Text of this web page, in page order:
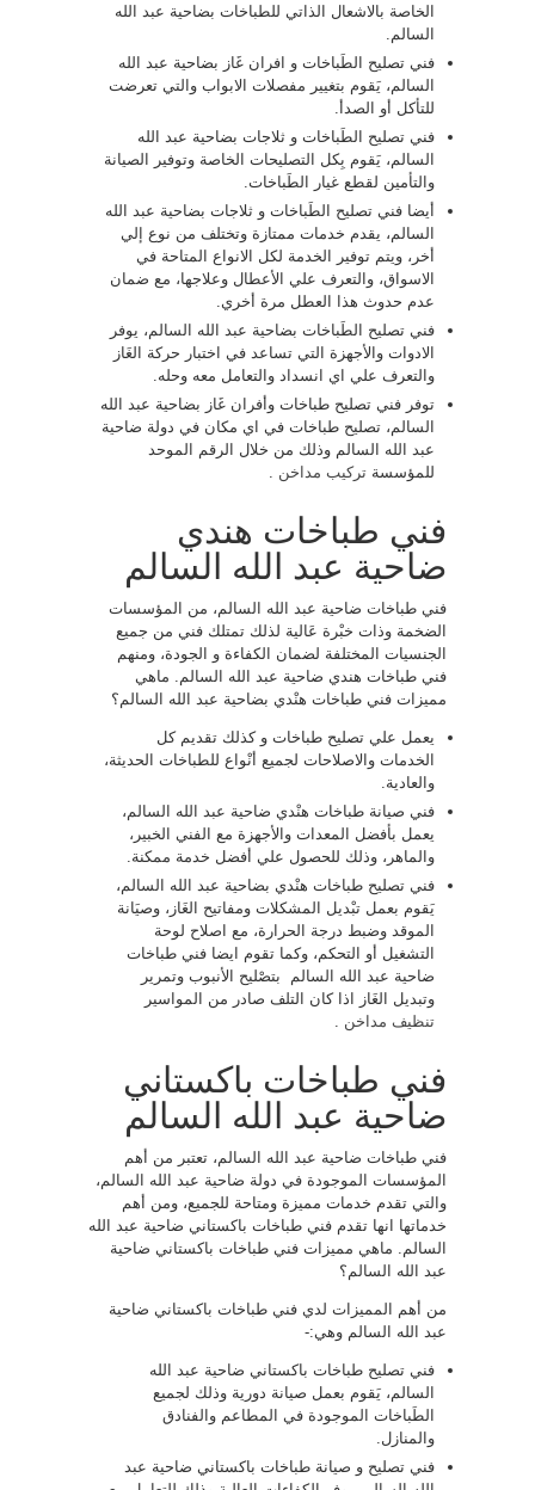
الخاصة بالاشعال الذاتي للطباخات بضاحية عبد الله
السالم.
فني تصليح الطَباخات و افران غَاز بضاحية عبد الله
السالم، يَقوم بتغيير مفصلات الابواب والتي تعرضت
للتأكل أو الصدأ.
فني تصليح الطَباخات و ثلاجات بضاحية عبد الله
السالم، يَقوم بِكل التصليحات الخاصة وتوفير الصيانة
والتأمين لقطع غيار الطَباخات.
أيضا فني تصليح الطَباخات و ثلاجات بضاحية عبد الله
السالم، يقدم خدمات ممتازة وتختلف من نوع إلي
أخر، ويتم توفير الخدمة لكل الانواع المتاحة في
الاسواق، والتعرف علي الأعطال وعلاجها، مع ضمان
عدم حدوث هذا العطل مرة أخري.
فني تصليح الطَباخات بضاحية عبد الله السالم، يوفر
الادوات والأجهزة التي تساعد في اختبار حركة الغَاز
والتعرف علي اي انسداد والتعامل معه وحله.
توفر فني تصليح طباخات وأفران غَاز بضاحية عبد الله
السالم، تصليح طباخات في اي مكان في دولة ضاحية
عبد الله السالم وذلك من خلال الرقم الموحد
للمؤسسة تركيب مداخن .
فني طباخات هندي
ضاحية عبد الله السالم
فني طباخات ضاحية عبد الله السالم، من المؤسسات
الضخمة وذات خبْرة عَالية لذلك تمتلك فني من جميع
الجنسيات المختلفة لضمان الكفاءة و الجودة، ومنهم
فني طباخات هندي ضاحية عبد الله السالم. ماهي
مميزات فني طباخات هنْدي بضاحية عبد الله السالم؟
يعمل علي تصليح طباخات و كذلك تقديم كل
الخدمات والاصلاحات لجميع أنْواع للطباخات الحديثة،
والعادية.
فني صيانة طباخات هنْدي ضاحية عبد الله السالم،
يعمل بأفضل المعدات والأجهزة مع الفني الخبير،
والماهر، وذلك للحصول علي أفضل خدمة ممكنة.
فني تصليح طباخات هنْدي بضاحية عبد الله السالم،
يَقوم بعمل تبْديل المشكلات ومفاتيح الغَاز، وصيَانة
الموقد وضبط درجة الحرارة، مع اصلاح لوحة
التشغيل أو التحكم، وكما تقوم ايضا فني طباخات
ضاحية عبد الله السالم بتصْليح الأنبوب وتمرير
وتبديل الغَاز اذا كان التلف صادر من المواسير
تنظيف مداخن .
فني طباخات باكستاني
ضاحية عبد الله السالم
فني طباخات ضاحية عبد الله السالم، تعتبر من أهم
المؤسسات الموجودة في دولة ضاحية عبد الله السالم،
والتي تقدم خدمات مميزة ومتاحة للجميع، ومن أهم
خدماتها انها تقدم فني طباخات باكستاني ضاحية عبد الله
السالم. ماهي مميزات فني طباخات باكستاني ضاحية
عبد الله السالم؟
من أهم المميزات لدي فني طباخات باكستاني ضاحية
عبد الله السالم وهي:-
فني تصليح طباخات باكستاني ضاحية عبد الله
السالم، يَقوم بعمل صيانة دورية وذلك لجميع
الطَباخات الموجودة في المطاعم والفنادق
والمنازل.
فني تصليح و صيانة طباخات باكستاني ضاحية عبد